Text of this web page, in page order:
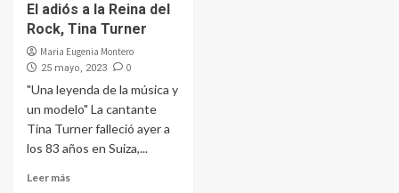
El adiós a la Reina del
Rock, Tina Turner
Maria Eugenia Montero
25 mayo, 2023 0
"Una leyenda de la música y
un modelo" La cantante
Tina Turner falleció ayer a
los 83 años en Suiza,...
Leer más